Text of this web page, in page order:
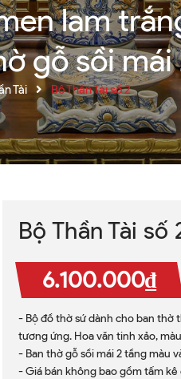
lam
gỗ sồi
Tài Bộ Thần Tài số 2
Bộ Thần Tài số
6.100.000₫
- Bộ đồ thờ sứ dành cho ban thờ
tương ứng. Hoa văn tinh xảo,
- Ban thờ gỗ sồi mái 2 tầng màu
- Giá bán không bao gồm tấm